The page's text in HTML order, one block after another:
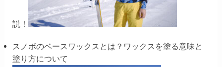
説！
スノボのベースワックスとは？ワックスを塗る意味と
塗り方について